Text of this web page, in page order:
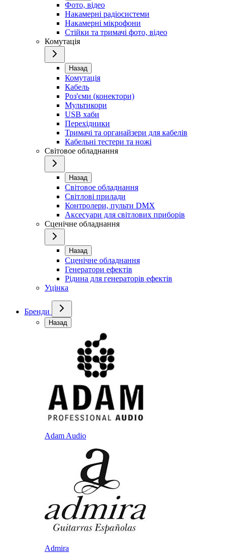
Фото, відео
Накамерні радіосистеми
Накамерні мікрофони
Стійки та тримачі фото, відео
Комутація
Назад
Комутація
Кабель
Роз'єми (конектори)
Мультикори
USB хаби
Перехідники
Тримачі та органайзери для кабелів
Кабельні тестери та ножі
Світовое обладнання
Назад
Світовое обладнання
Світлові прилади
Контролери, пульти DMX
Аксесуари для світлових приборів
Сценічне обладнання
Назад
Сценічне обладнання
Генератори ефектів
Рідина для генераторів ефектів
Уцінка
Бренди
Назад
Adam Audio
Admira